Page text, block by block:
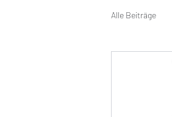
Alle Beiträge